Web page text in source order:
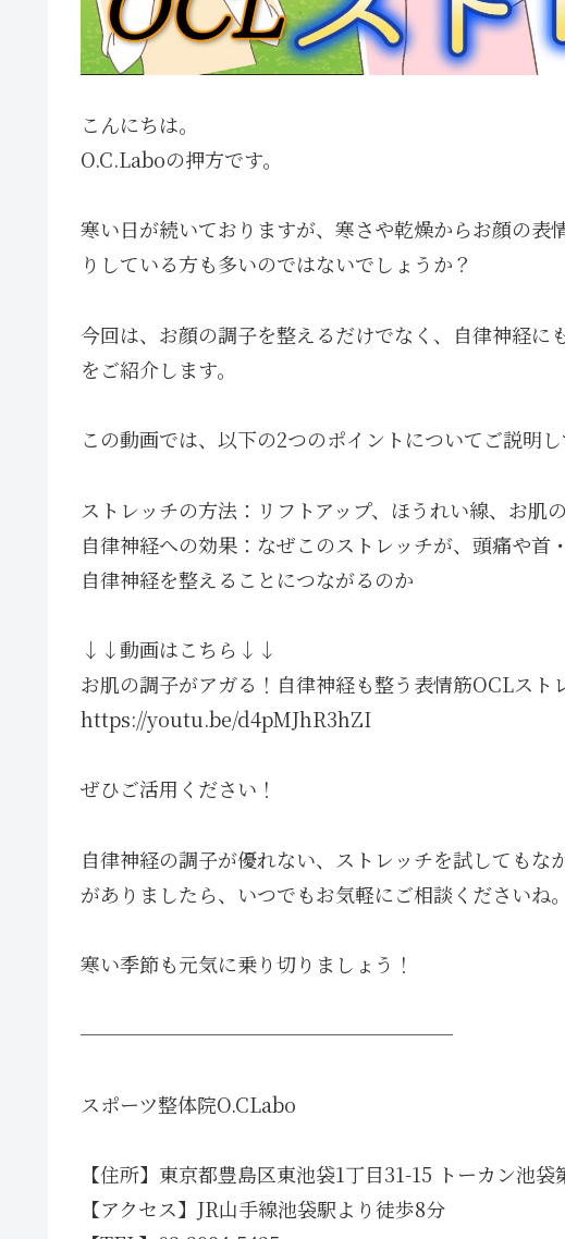
こんにちは。
O.C.Laboの押方です。
寒い日が続いておりますが、寒さや乾燥からお顔の表
りしている方も多いのではないでしょうか？
今回は、お顔の調子を整えるだけでなく、自律神経
をご紹介します。
この動画では、以下の2つのポイントについてご説明し
ストレッチの方法：リフトアップ、ほうれい線、お肌
自律神経への効果：なぜこのストレッチが、頭痛や首
自律神経を整えることにつながるのか
↓↓動画はこちら↓↓
お肌の調子がアガる！自律神経も整う表情筋OCLスト
https://youtu.be/d4pMJhR3hZI
ぜひご活用ください！
自律神経の調子が優れない、ストレッチを試してもな
がありましたら、いつでもお気軽にご相談くださいね。
寒い季節も元気に乗り切りましょう！
───────────────────
スポーツ整体院O.CLabo
【住所】東京都豊島区東池袋1丁目31-15 トーカン池
【アクセス】JR山手線池袋駅より徒歩8分